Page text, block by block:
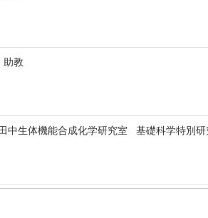
教
中生体機能合成化学研究室 基礎科学特別研